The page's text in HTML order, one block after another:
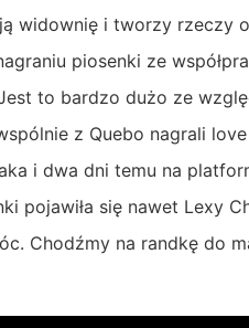
widownię i tworzy rzeczy
piosenki ze
to bardzo dużo ze
z Quebo nagrali
i dwa dni temu na
pojawiła się nawet Lexy
Chodźmy na randkę do